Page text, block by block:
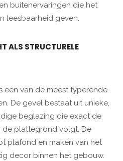
buitenervaringen die het
leesbaarheid geven.
ALS STRUCTURELE
een van de meest typerende
De gevel bestaat uit unieke,
beglazing die exact de
de plattegrond volgt. De
plafond en maken van het
decor binnen het gebouw.